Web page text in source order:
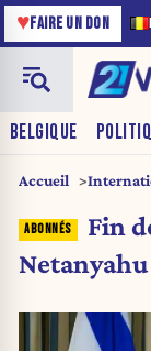
♥FAIRE UN DON
BELGIQUE
Accueil
Fin